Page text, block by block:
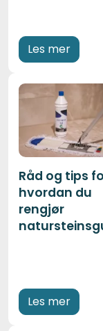
Les mer
Råd og tips
hvordan du
rengjør
Les mer